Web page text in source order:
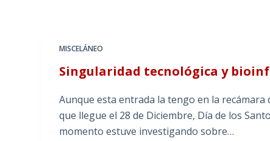
MISCELÁNEO
Singularidad tecnológica y
Aunque esta entrada la tengo en la recámara
que llegue el 28 de Diciembre, Día de los
momento estuve investigando sobre…